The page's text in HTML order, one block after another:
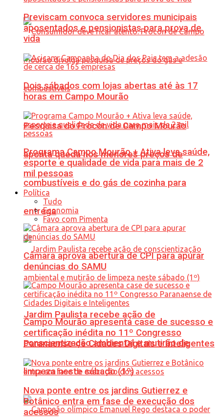
Pesquisa do Procon de Campo Mourão
aponta queda nos menores preços de
combustíveis e do gás de cozinha para
entrega
Jardim Paulista recebe ação de
conscientização ambiental e mutirão de
limpeza neste sábado (1º)
Previscam convoca servidores municipais
aposentados e pensionistas para prova de
vida
Dois sábados com lojas abertas até às 17
horas em Campo Mourão
Programa Campo Mourão + Ativa leva saúde,
esporte e qualidade de vida para mais de 2
mil pessoas
Política
Tudo
Economia
Favo com Pimenta
Câmara aprova abertura de CPI para apurar
denúncias do SAMU
Campo Mourão apresenta case de sucesso e
certificação inédita no 11º Congresso
Paranaense de Cidades Digitais e Inteligentes
Nova ponte entre os jardins Gutierrez e
Botânico entra em fase de execução dos
acessos